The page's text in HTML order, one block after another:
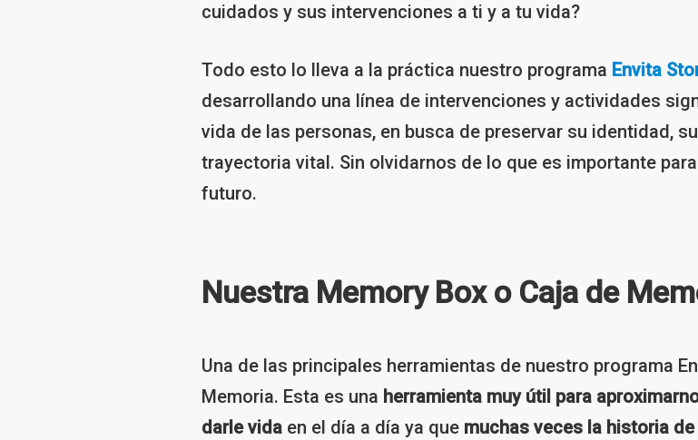
cuidados y sus intervenciones a ti y a tu vida?
Todo esto lo lleva a la práctica nuestro programa Envita
desarrollando una línea de intervenciones y actividades
vida de las personas, en busca de preservar su identidad,
trayectoria vital. Sin olvidarnos de lo que es importante
futuro.
Nuestra Memory Box o Caja de
Una de las principales herramientas de nuestro programa
Memoria. Esta es una herramienta muy útil para
darle vida en el día a día ya que muchas veces la historia